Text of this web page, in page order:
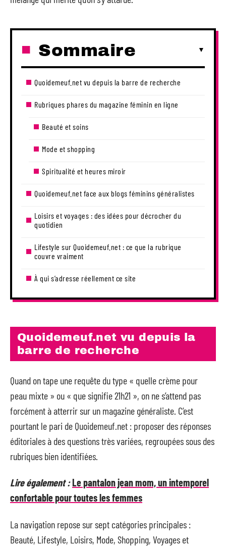
Sommaire
Quoidemeuf.net vu depuis la barre de recherche
Rubriques phares du magazine féminin en ligne
Beauté et soins
Mode et shopping
Spiritualité et heures miroir
Quoidemeuf.net face aux blogs féminins généralistes
Loisirs et voyages : des idées pour décrocher du
quotidien
Lifestyle sur Quoidemeuf.net : ce que la rubrique
couvre vraiment
À qui s’adresse réellement ce site
Quoidemeuf.net vu depuis la
barre de recherche
Quand on tape une requête du type « quelle crème pour
peau mixte » ou « que signifie 21h21 », on ne s’attend pas
forcément à atterrir sur un magazine généraliste. C’est
pourtant le pari de Quoidemeuf.net : proposer des réponses
éditoriales à des questions très variées, regroupées sous des
rubriques bien identifiées.
Lire également :Le pantalon jean mom, un intemporel
confortable pour toutes les femmes
La navigation repose sur sept catégories principales :
Beauté, Lifestyle, Loisirs, Mode, Shopping, Voyages et